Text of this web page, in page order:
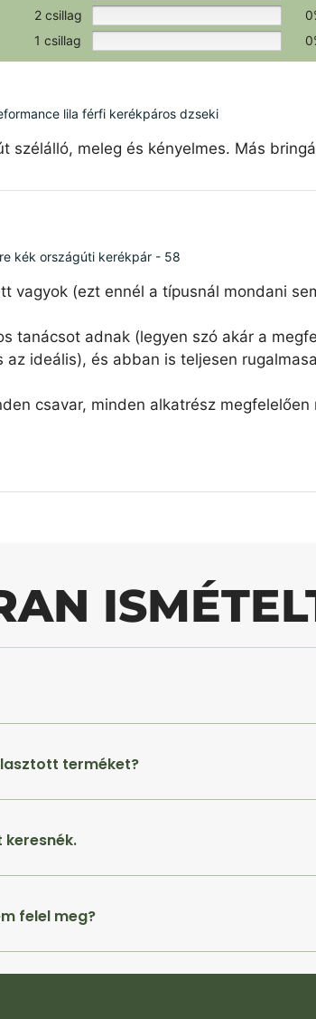
2 csillag
1 csillag
lila férfi kerékpáros dzseki
szélálló, meleg és kényelmes. Más
kék országúti kerékpár - 58
vagyok (ezt ennél a típusnál mondani
tanácsot adnak (legyen szó akár a
ideális), és abban is teljesen
csavar, minden alkatrész
terméket?
felel meg?